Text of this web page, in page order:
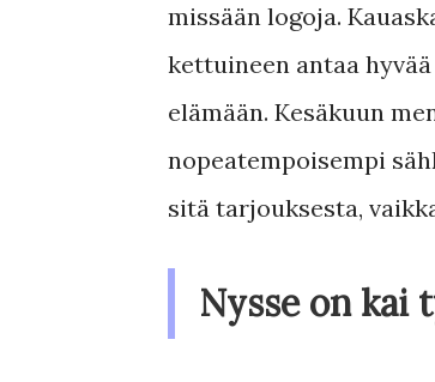
missään logoja.
kettuineen antaa
elämään. Kesäkuun
nopeatempoisempi
sitä tarjouksesta,
Nysse on kai